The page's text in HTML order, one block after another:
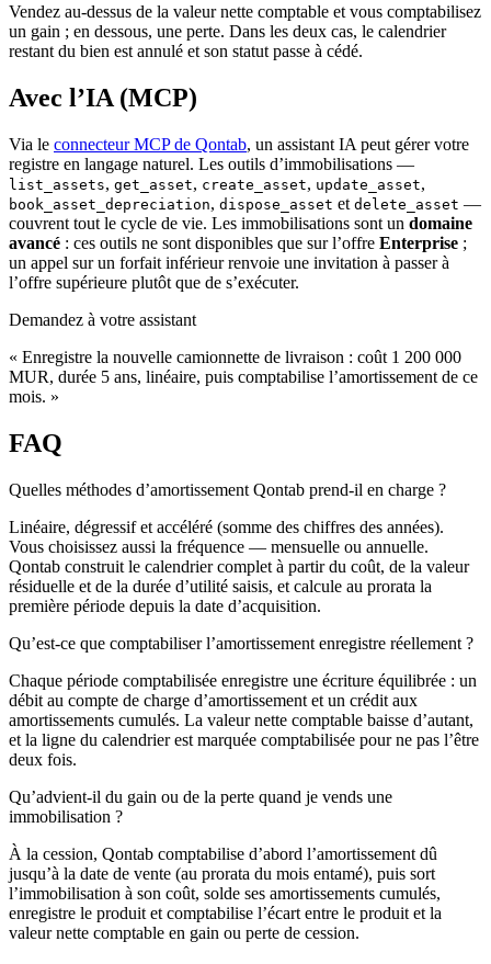
Vendez au-dessus de la valeur nette comptable et vous comptabilisez
un gain ; en dessous, une perte. Dans les deux cas, le calendrier
restant du bien est annulé et son statut passe à cédé.
Avec l’IA (MCP)
Via le connecteur MCP de Qontab, un assistant IA peut gérer votre
registre en langage naturel. Les outils d’immobilisations —
list_assets, get_asset, create_asset, update_asset,
book_asset_depreciation, dispose_asset et delete_asset —
couvrent tout le cycle de vie. Les immobilisations sont un domaine
avancé : ces outils ne sont disponibles que sur l’offre Enterprise ;
un appel sur un forfait inférieur renvoie une invitation à passer à
l’offre supérieure plutôt que de s’exécuter.
Demandez à votre assistant
« Enregistre la nouvelle camionnette de livraison : coût 1 200 000
MUR, durée 5 ans, linéaire, puis comptabilise l’amortissement de ce
mois. »
FAQ
Quelles méthodes d’amortissement Qontab prend-il en charge ?
Linéaire, dégressif et accéléré (somme des chiffres des années).
Vous choisissez aussi la fréquence — mensuelle ou annuelle.
Qontab construit le calendrier complet à partir du coût, de la valeur
résiduelle et de la durée d’utilité saisis, et calcule au prorata la
première période depuis la date d’acquisition.
Qu’est-ce que comptabiliser l’amortissement enregistre réellement ?
Chaque période comptabilisée enregistre une écriture équilibrée : un
débit au compte de charge d’amortissement et un crédit aux
amortissements cumulés. La valeur nette comptable baisse d’autant,
et la ligne du calendrier est marquée comptabilisée pour ne pas l’être
deux fois.
Qu’advient-il du gain ou de la perte quand je vends une
immobilisation ?
À la cession, Qontab comptabilise d’abord l’amortissement dû
jusqu’à la date de vente (au prorata du mois entamé), puis sort
l’immobilisation à son coût, solde ses amortissements cumulés,
enregistre le produit et comptabilise l’écart entre le produit et la
valeur nette comptable en gain ou perte de cession.